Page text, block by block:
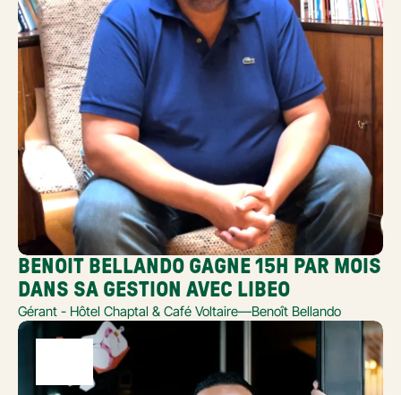
BENOIT BELLANDO GAGNE 15H PAR MOIS
DANS SA GESTION AVEC LIBEO
Gérant - Hôtel Chaptal & Café Voltaire—Benoît Bellando